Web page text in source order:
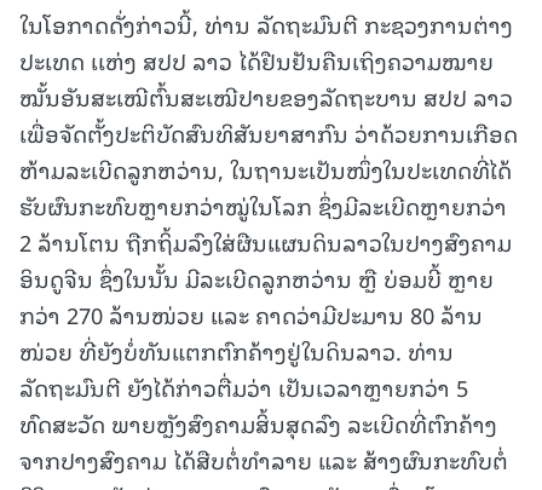
ໃນໂອກາດດັ່ງກ່າວນີ້, ທ່ານ ລັດຖະມົນຕີ ກະຊວງການຕ່າງ
ປະເທດ ເເຫ່ງ ສປປ ລາວ ໄດ້ຢືນຢັນຄືນເຖິງຄວາມໝາຍ
ໝັ້ນອັນສະເໝີຕົ້ນສະເໝີປາຍຂອງລັດຖະບານ ສປປ ລາວ
ເພື່ອຈັດຕັ້ງປະຕິບັດສົນທິສັນຍາສາກົນ ວ່າດ້ວຍການເກືອດ
ຫ້າມລະເບີດລູກຫວ່ານ, ໃນຖານະເປັນໜຶ່ງໃນປະເທດທີ່ໄດ້
ຮັບຜົນກະທົບຫຼາຍກວ່າໝູ່ໃນໂລກ ຊຶ່ງມີລະເບີດຫຼາຍກວ່າ
2 ລ້ານໂຕນ ຖືກຖິ້ມລົງໃສ່ຜືນແຜນດິນລາວໃນປາງສົງຄາມ
ອິນດູຈີນ ຊຶ່ງໃນນັ້ນ ມີລະເບີດລູກຫວ່ານ ຫຼື ບ່ອມບີ້ ຫຼາຍ
ກວ່າ 270 ລ້ານໜ່ວຍ ແລະ ຄາດວ່າມີປະມານ 80 ລ້ານ
ໜ່ວຍ ທີ່ຍັງບໍ່ທັນແຕກຕົກຄ້າງຢູ່ໃນດິນລາວ. ທ່ານ
ລັດຖະມົນຕີ ຍັງໄດ້ກ່າວຕື່ມວ່າ ເປັນເວລາຫຼາຍກວ່າ 5
ທົດສະວັດ ພາຍຫຼັງສົງຄາມສິ້ນສຸດລົງ ລະເບີດທີ່ຕົກຄ້າງ
ຈາກປາງສົງຄາມ ໄດ້ສືບຕໍ່ທໍາລາຍ ແລະ ສ້າງຜົນກະທົບຕໍ່